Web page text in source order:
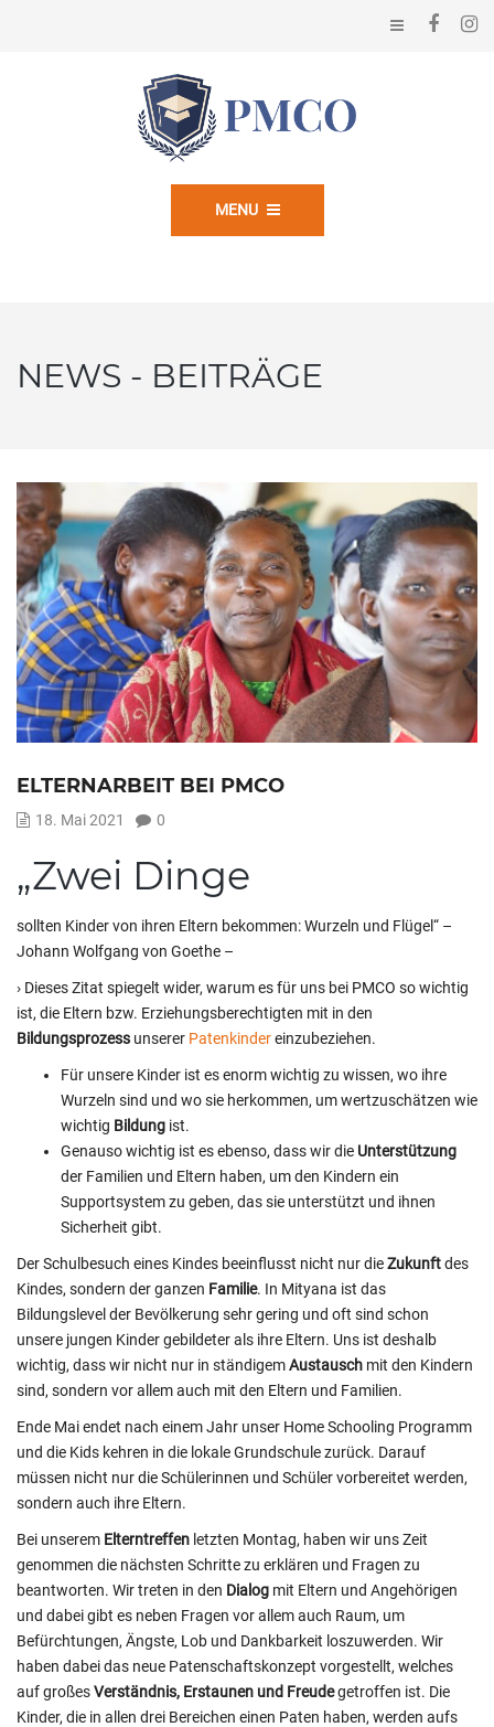
MENU
NEWS - BEITRÄGE
ELTERNARBEIT BEI PMCO
18. Mai 2021 0
„Zwei Dinge
sollten Kinder von ihren Eltern bekommen: Wurzeln und Flügel“ –
Johann Wolfgang von Goethe –
› Dieses Zitat spiegelt wider, warum es für uns bei PMCO so wichtig
ist, die Eltern bzw. Erziehungsberechtigten mit in den
Bildungsprozess unserer Patenkindereinzubeziehen.
Für unsere Kinder ist es enorm wichtig zu wissen, wo ihre
Wurzeln sind und wo sie herkommen, um wertzuschätzen wie
wichtig Bildung ist.
Genauso wichtig ist es ebenso, dass wir die Unterstützung
der Familien und Eltern haben, um den Kindern ein
Supportsystem zu geben, das sie unterstützt und ihnen
Sicherheit gibt.
Der Schulbesuch eines Kindes beeinflusst nicht nur dieZukunftdes
Kindes, sondern der ganzen Familie. In Mityana ist das
Bildungslevel der Bevölkerung sehr gering und oft sind schon
unsere jungen Kinder gebildeter als ihre Eltern. Uns ist deshalb
wichtig, dass wir nicht nur in ständigemAustausch mit den Kindern
sind, sondern vor allem auch mit den Eltern und Familien.
Ende Mai endet nach einem Jahr unser Home Schooling Programm
und die Kids kehren in die lokale Grundschule zurück. Darauf
müssen nicht nur die Schülerinnen und Schüler vorbereitet werden,
sondern auch ihre Eltern.
Bei unserem Elterntreffen letzten Montag, haben wir uns Zeit
genommen die nächsten Schritte zu erklären und Fragen zu
beantworten. Wir treten in den Dialog mit Eltern und Angehörigen
und dabei gibt es neben Fragen vor allem auch Raum, um
Befürchtungen, Ängste, Lob und Dankbarkeit loszuwerden. Wir
haben dabei das neue Patenschaftskonzept vorgestellt, welches
auf großesVerständnis, Erstaunen und Freudegetroffen ist. Die
Kinder, die in allen drei Bereichen einen Paten haben, werden aufs